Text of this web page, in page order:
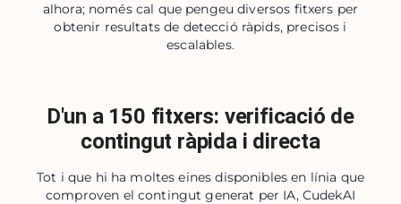
alhora; només cal que pengeu diversos fitxers per
obtenir resultats de detecció ràpids, precisos i
escalables.
D'un a 150 fitxers: verificació de
contingut ràpida i directa
Tot i que hi ha moltes eines disponibles en línia que
comproven el contingut generat per IA, CudekAI